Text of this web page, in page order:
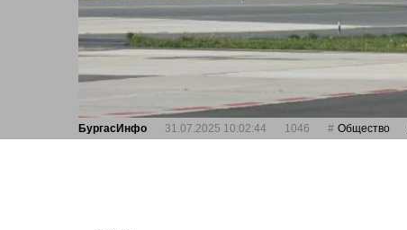
БургасИнфо 31.07.2025 10:02:44 1046 Общество